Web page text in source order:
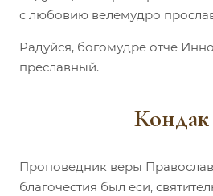
с любовию велемудро
Радуйся, богомудре отче
преславный.
Проповедник веры
благочестия был еси,